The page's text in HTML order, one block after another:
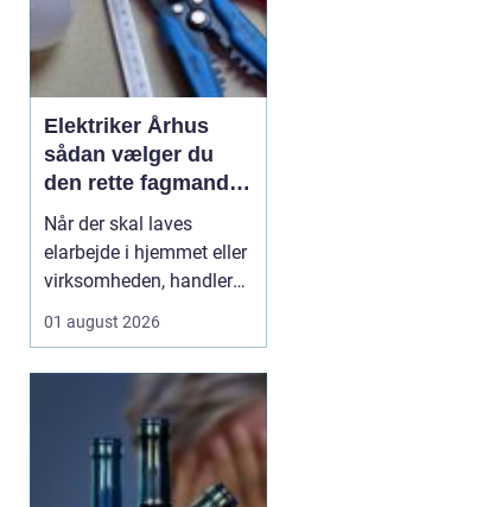
Elektriker Århus
sådan vælger du
den rette fagmand
til opgaven
Når der skal laves
elarbejde i hjemmet eller
virksomheden, handler
Sikkerhed, kvalitet og
spiller en lige så stor
rolle. Mange søgerefter
en elektriker Århus
, men
hvad skal ...
01 august 2026